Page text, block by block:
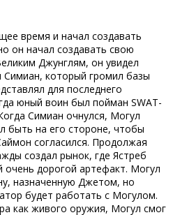
время и начал создавать
он начал создавать свою
Джунглям, он увидел
который громил базы
для последнего
юный воин был пойман SWAT-
Симиан очнулся, Могул
быть на его стороне, чтобы
согласился. Продолжая
создал рынок, где Ястреб
дорогой артефакт. Могул
назначенную Джетом, но
будет работать с Могулом.
как живого оружия, Могул смог